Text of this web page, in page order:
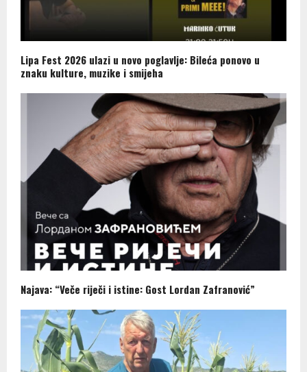
Lipa Fest 2026 ulazi u novo poglavlje: Bileća ponovo u
znaku kulture, muzike i smijeha
Najava: “Veče riječi i istine: Gost Lordan Zafranović”